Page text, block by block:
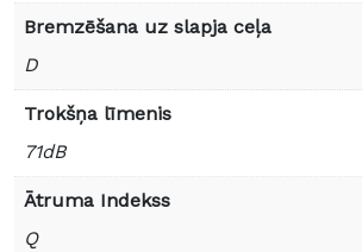
Bremzēšana uz slapja ceļa
D
Trokšņa līmenis
71dB
Ātruma Indekss
Q